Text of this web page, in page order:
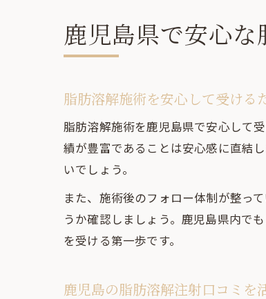
鹿児島県で安心
脂肪溶解施術を安心して受ける
脂肪溶解施術を鹿児島県で安心して
績が豊富であることは安心感に直結
いでしょう。
また、施術後のフォロー体制が整っ
うか確認しましょう。鹿児島県内で
を受ける第一歩です。
鹿児島の脂肪溶解注射口コミを